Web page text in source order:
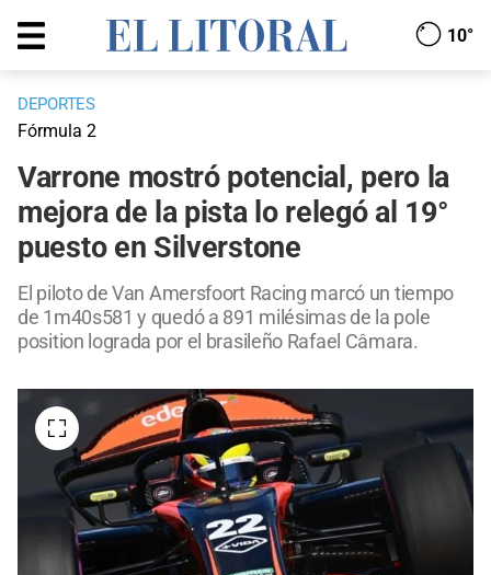
10°
DEPORTES
Fórmula 2
Varrone mostró potencial, pero la
mejora de la pista lo relegó al 19°
puesto en Silverstone
El piloto de Van Amersfoort Racing marcó un tiempo
de 1m40s581 y quedó a 891 milésimas de la pole
position lograda por el brasileño Rafael Câmara.